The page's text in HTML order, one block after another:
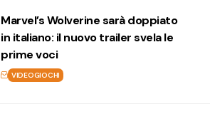
Marvel’s Wolverine sarà doppiato
in italiano: il nuovo trailer svela le
prime voci
VIDEOGIOCHI